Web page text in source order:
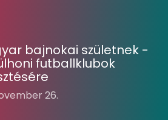
bajnokai születnek -
futballklubok
26.